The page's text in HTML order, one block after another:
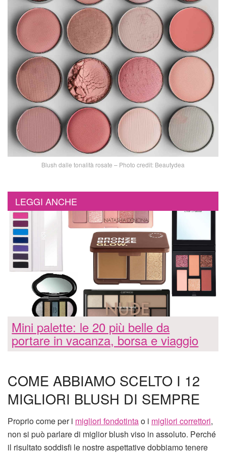
Blush dalle tonalità rosate – Photo credit: Beautydea
LEGGI ANCHE
Mini palette: le 20 più belle da
portare in vacanza, borsa e viaggio
COME ABBIAMO SCELTO I 12
MIGLIORI BLUSH DI SEMPRE
Proprio come per i migliori fondotintao i migliori correttori,
non si può parlare di miglior blush viso in assoluto. Perché
il risultato soddisfi le nostre aspettative dobbiamo tenere